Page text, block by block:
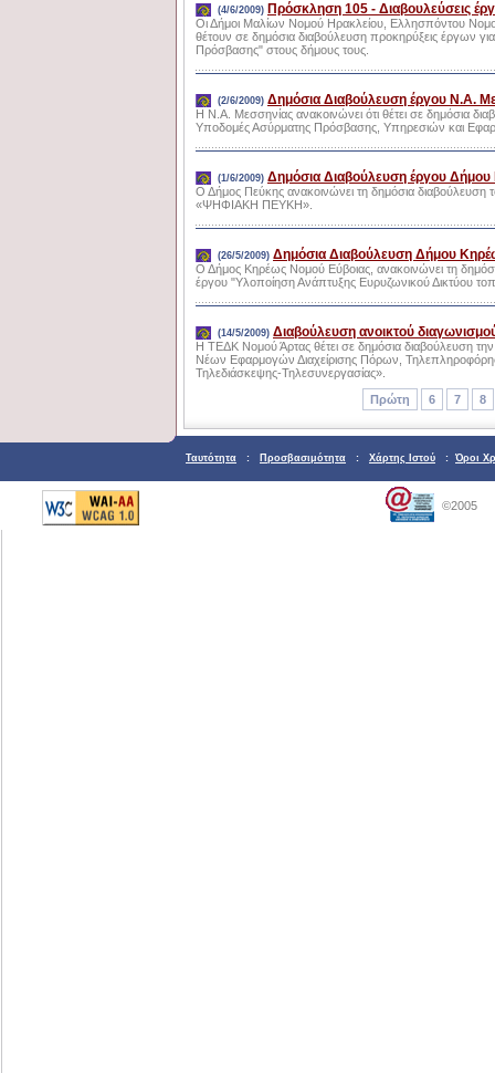
(4/6/2009) Πρόσκληση 105 - Διαβουλεύσεις
Οι Δήμοι Μαλίων Νομού Ηρακλείου, Ελλησπόντου
θέτουν σε δημόσια διαβούλευση προκηρύξεις έργων
Πρόσβασης" στους δήμους τους.
(2/6/2009) Δημόσια Διαβούλευση έργου Ν.Α.
Η Ν.Α. Μεσσηνίας ανακοινώνει ότι θέτει σε δημόσια
Υποδομές Ασύρματης Πρόσβασης, Υπηρεσιών και
(1/6/2009) Δημόσια Διαβούλευση έργου Δήμου
Ο Δήμος Πεύκης ανακοινώνει τη δημόσια διαβούλευση
«ΨΗΦΙΑΚΗ ΠΕΥΚΗ».
(26/5/2009) Δημόσια Διαβούλευση Δήμου
Ο Δήμος Κηρέως Νομού Εύβοιας, ανακοινώνει τη
έργου "Υλοποίηση Ανάπτυξης Ευρυζωνικού Δικτύου
(14/5/2009) Διαβούλευση ανοικτού
Η ΤΕΔΚ Νομού Άρτας θέτει σε δημόσια διαβούλευση
Νέων Εφαρμογών Διαχείρισης Πόρων,
Τηλεδιάσκεψης-Τηλεσυνεργασίας».
Πρώτη
6 7 8
Ταυτότητα : Προσβασιμότητα : Χάρτης Ιστού : Όροι
©2005